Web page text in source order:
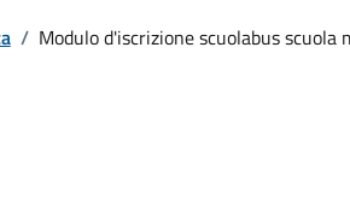
/ Modulo d'iscrizione scuolabus scuola